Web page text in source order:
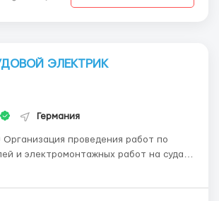
ЭЛЕКТРИК
Германия
и электромонтажных работ на судах.
Производить другие работы